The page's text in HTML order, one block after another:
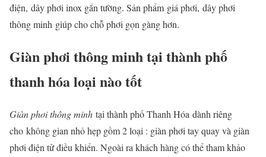
điện, dây phơi inox gắn tường. Sản phẩm giá phơi, dây phơi
thông minh giúp cho chỗ phơi gọn gàng hơn.
Giàn phơi thông minh tại thành phố
thanh hóa loại nào tốt
Giàn phơi thông minh tại thành phố Thanh Hóa dành riêng
cho không gian nhỏ hẹp gồm 2 loại : giàn phơi tay quay và giàn
phơi điện tử điều khiển. Ngoài ra khách hàng có thể tham khảo